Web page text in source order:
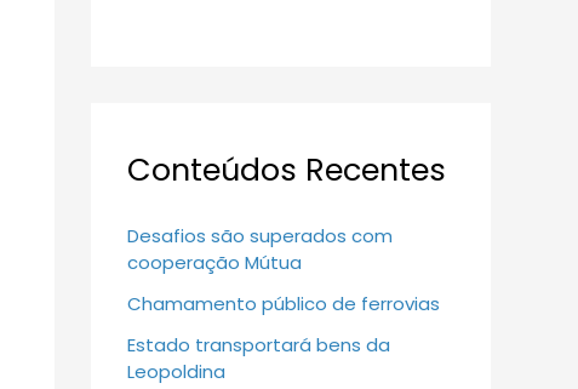
Conteúdos Recentes
Desafios são superados com
cooperação Mútua
Chamamento público de ferrovias
Estado transportará bens da
Leopoldina